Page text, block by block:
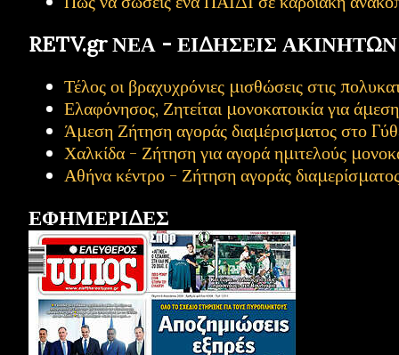
RETV.gr ΝΕΑ - ΕΙΔΗΣΕΙΣ ΑΚΙΝΗΤΩΝ
Τέλος οι βραχυχρόνιες μισθώσεις στις
Ελαφόνησος, Ζητείται μονοκατοικία για
Άμεση Ζήτηση αγοράς διαμέρισματος στο
Χαλκίδα - Ζήτηση για αγορά ημιτελούς
Αθήνα κέντρο - Ζήτηση αγοράς
ΕΦΗΜΕΡΙΔΕΣ